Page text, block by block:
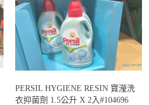
PERSIL HYGIENE RESIN 寶瀅洗
衣抑菌劑 1.5公升 X 2入#104696